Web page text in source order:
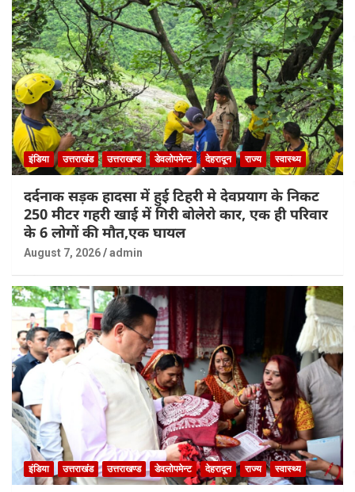
इंडिया उत्तराखंड उत्तराखण्ड डेवलोपमेन्ट देहरादून राज्य स्वास्थ्य
दर्दनाक सड़क हादसा में हुई टिहरी मे देवप्रयाग के निकट
250 मीटर गहरी खाई में गिरी बोलेरो कार, एक ही परिवार
के 6 लोगों की मौत,एक घायल
August 7, 2026 admin
इंडिया उत्तराखंड उत्तराखण्ड डेवलोपमेन्ट देहरादून राज्य स्वास्थ्य